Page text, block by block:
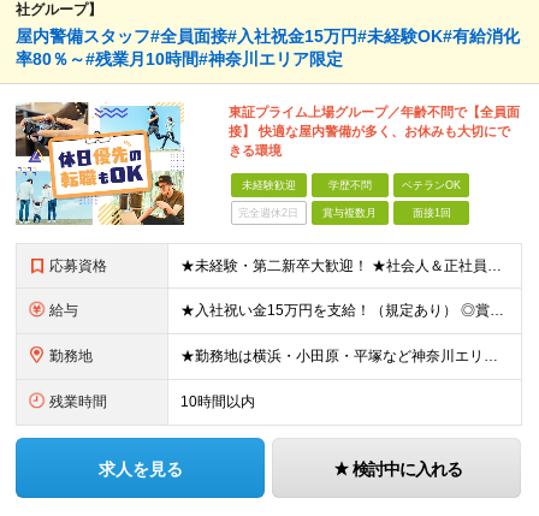
社グループ】
屋内警備スタッフ#全員面接#入社祝金15万円#未経験OK#有給消化
率80％～#残業月10時間#神奈川エリア限定
東証プライム上場グループ／年齢不問で【全員面
接】 快適な屋内警備が多く、お休みも大切にで
きる環境
未経験歓迎 学歴不問 ベテランOK
完全週休2日 賞与複数月 面接1回
応募資格 ★未経験・第二新卒大歓迎！ ★社会人＆正社員デビューを実現できます♪ ★学歴・転職回数・ブランク不問 ★65歳未満の方（定年年齢を上限とするため） ※人物重視の採用です！ ≪未経験スタートの社員が多
給与 ★入社祝い金15万円を支給！（規定あり） ◎賞与年2回（2.6ヶ月分） ◎通勤手当（月5万円まで） ◎残業手当（全額支給） ◎家族手当（1名につき7,000円支給） ◎夜勤手当（1000円/回 ※1ヶ
勤務地 ★勤務地は横浜・小田原・平塚など神奈川エリア限定！ ★面接1回で入社が可能です。最短1週間での入社も！ 平塚市内（施設先）もしくは隣接する近隣の地域での勤務となります。 ・神奈川県平塚市 ・神奈川県
残業時間 10時間以内
求人を見る 検討中に入れる